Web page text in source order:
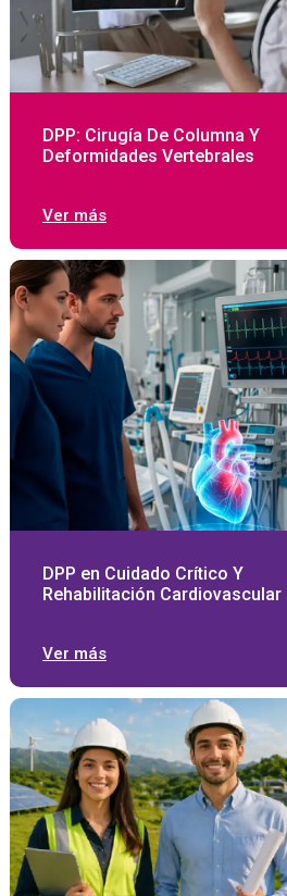
DPP: Cirugía De Columna Y
Deformidades Vertebrales
Ver más
DPP en Cuidado Crítico Y
Rehabilitación Cardiovascular
Ver más